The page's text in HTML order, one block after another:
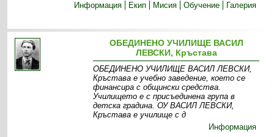
Информация
Екип Мисия Обучение Галерия
ОБЕДИНЕНО УЧИЛИЩЕ ВАСИЛ
ЛЕВСКИ, Кръстава
ОБЕДИНЕНО УЧИЛИЩЕ ВАСИЛ ЛЕВСКИ,
Кръстава е учебно заведение, което се
финансира с общински средства.
Училището е с присъединена група в
детска градина. ОУ ВАСИЛ ЛЕВСКИ,
Кръстава е училище с д
Информация